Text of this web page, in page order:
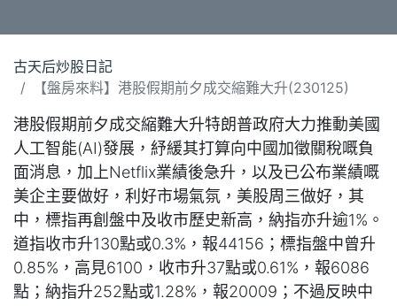
古天后炒股日記
【盤房來料】港股假期前夕成交縮難大升(230125)
港股假期前夕成交縮難大升特朗普政府大力推動美國
人工智能(AI)發展，紓緩其打算向中國加徵關稅嘅負
面消息，加上Netflix業績後急升，以及已公布業績嘅
美企主要做好，利好市場氣氛，美股周三做好，其
中，標指再創盤中及收市歷史新高，納指亦升逾1%。
道指收市升130點或0.3%，報44156；標指盤中曾升
0.85%，高見6100，收市升37點或0.61%，報6086
點；納指升252點或1.28%，報20009；不過反映中